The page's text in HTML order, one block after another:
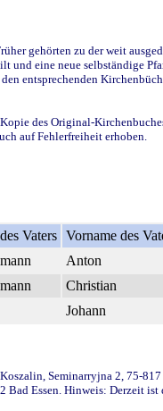
gehörten zu der weit
und eine neue selbständige
entsprechenden
des Original-
auf Fehlerfreiheit erhoben.
Vaters Vorname des
Anton
Christian
Johann
Seminarryjna 2, 75-
Essen. Hinweis: Derzeit